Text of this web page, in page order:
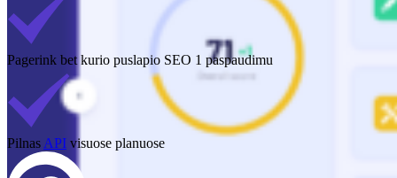
Pagerink bet kurio puslapio SEO 1 paspaudimu
Pilnas API visuose planuose